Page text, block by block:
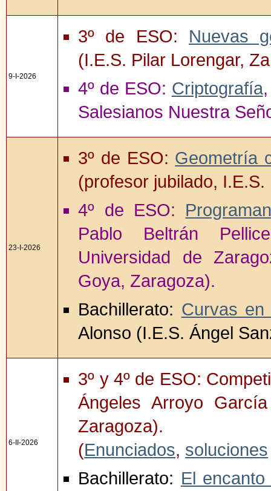
9-I-2026
3º de ESO: Nuevas
(I.E.S. Pilar Lorengar,
4º de ESO: Criptografía
Salesianos Nuestra
23-I-2026
3º de ESO: Geometría
(profesor jubilado,
4º de ESO:
Pablo Beltrán
Universidad de
Goya, Zaragoza).
Bachillerato: Curvas en
Alonso (I.E.S. Ángel
6-II-2026
3º y 4º de ESO:
Ángeles Arroyo
Zaragoza).
(Enunciados, soluciones
Bachillerato: El